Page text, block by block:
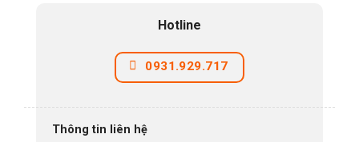
Hotline
0931.929.717
Thông tin liên hệ